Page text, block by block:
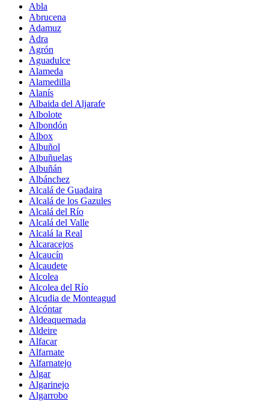
Abla
Abrucena
Adamuz
Adra
Agrón
Aguadulce
Alameda
Alamedilla
Alanís
Albaida del Aljarafe
Albolote
Albondón
Albox
Albuñol
Albuñuelas
Albuñán
Albánchez
Alcalá de Guadaira
Alcalá de los Gazules
Alcalá del Río
Alcalá del Valle
Alcalá la Real
Alcaracejos
Alcaucín
Alcaudete
Alcolea
Alcolea del Río
Alcudia de Monteagud
Alcóntar
Aldeaquemada
Aldeire
Alfacar
Alfarnate
Alfarnatejo
Algar
Algarinejo
Algarrobo